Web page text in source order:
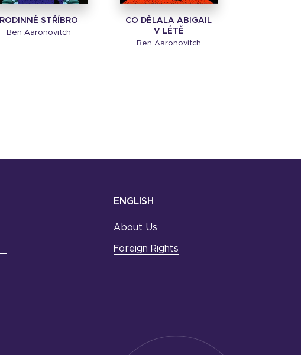
RODINNÉ STŘÍBRO
Ben Aaronovitch
CO DĚLALA ABIGAIL
V LÉTĚ
Ben Aaronovitch
ENGLISH
About Us
Foreign Rights